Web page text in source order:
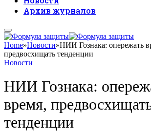
Архив журналов
Home»Новости»НИИ Гознака: опережать
предвосхищать тенденции
Новости
НИИ Гознака:
время,
тенденции